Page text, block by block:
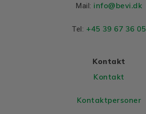
Mail: info@bevi.dk
Tel: +45 39 67 36 05
Kontakt
Kontakt
Kontaktpersoner